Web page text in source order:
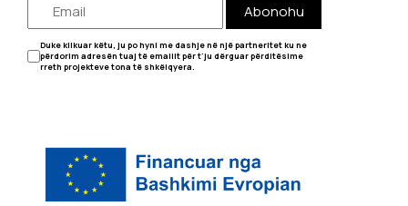
Abonohu
Duke klikuar këtu, ju po hyni me dashje në një partneritet ku ne
përdorim adresën tuaj të emailit për t'ju dërguar përditësime
rreth projekteve tona të shkëlqyera.